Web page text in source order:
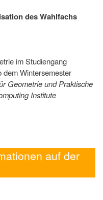
des Wahlfachs
im Studiengang
Wintersemester
Geometrie und Praktische
Institute
auf der